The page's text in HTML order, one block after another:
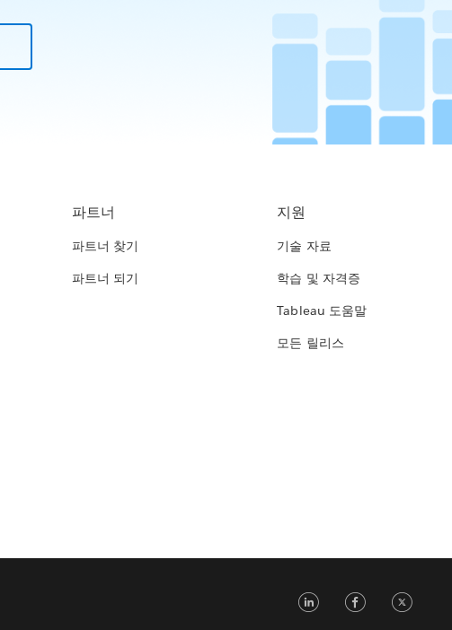
파트너
파트너 찾기
파트너 되기
지원
기술 자료
학습 및 자격증
Tableau 도움말
모든 릴리스
LinkedIn